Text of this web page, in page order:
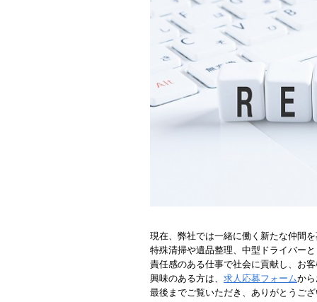
現在、弊社では一緒に働く新たな仲間
特殊清掃や遺品整理、中型ドライバー
責任感のある仕事で社会に貢献し、お
興味のある方は、 求人応募フォームか
最後までご覧いただき、ありがとうご